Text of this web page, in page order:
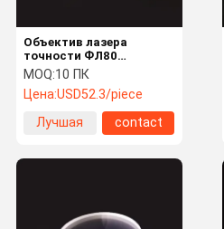
Объектив лазера
точности ФЛ80
пропускаемости
36*7.4мм 95% фокусируя
MOQ:10 ПК
Цена:USD52.3/piece
Лучшая
contact